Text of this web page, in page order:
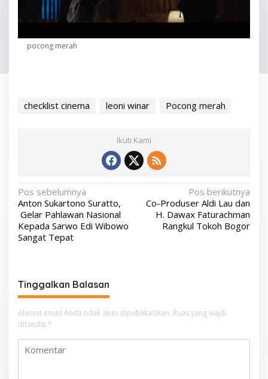
pocong merah
checklist cinema leoni winar Pocong merah
Ikuti Kami
N
a
v
i
a
s
i
p
o
Pos sebelumnya
Anton Sukartono Suratto,
Gelar Pahlawan Nasional
Kepada Sarwo Edi Wibowo
Sangat Tepat
Pos berikutnya
Co-Produser Aldi Lau dan
H. Dawax Faturachman
Rangkul Tokoh Bogor
Tinggalkan Balasan
Alamat email Anda tidak akan dipublikasikan. Ruas yang wajib
ditandai *